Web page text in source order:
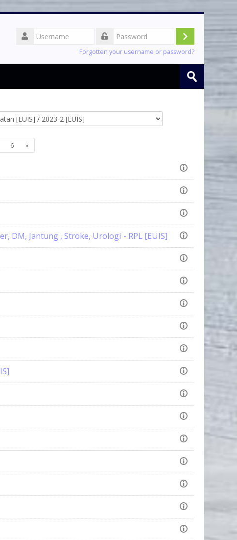
Username
Log
Forgotten your username or password?
Submit
6Page
6
»Next
page
DM, Jantung , Stroke, Urologi - RPL [EUIS]